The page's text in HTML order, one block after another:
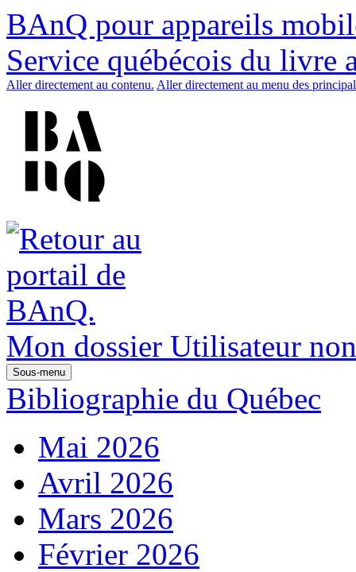
BAnQ pour appareils
Service québécois du livre
Aller directement au contenu. Aller directement au menu des
Mon dossier Utilisateur
Sous-menu
Bibliographie du Québec
Mai 2026
Avril 2026
Mars 2026
Février 2026